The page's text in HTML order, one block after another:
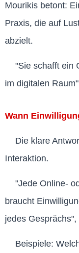
Mourikis betont:
Praxis, die auf
abzielt.
"Sie schafft ein
im digitalen
Wann
Die klare
Interaktion.
"Jede Online-
braucht
jedes
Beispiele: